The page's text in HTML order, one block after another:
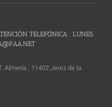
TELEFÓNICA : LUNES
Almería , 11402 Jerez de la